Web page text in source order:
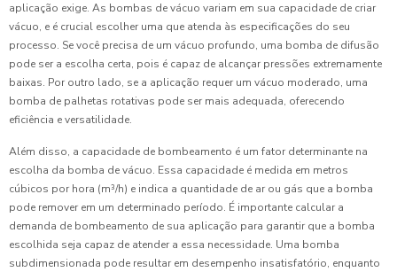
aplicação exige. As bombas de vácuo variam em sua capacidade de criar
vácuo, e é crucial escolher uma que atenda às especificações do seu
processo. Se você precisa de um vácuo profundo, uma bomba de difusão
pode ser a escolha certa, pois é capaz de alcançar pressões extremamente
baixas. Por outro lado, se a aplicação requer um vácuo moderado, uma
bomba de palhetas rotativas pode ser mais adequada, oferecendo
eficiência e versatilidade.
Além disso, a capacidade de bombeamento é um fator determinante na
escolha da bomba de vácuo. Essa capacidade é medida em metros
cúbicos por hora (m³/h) e indica a quantidade de ar ou gás que a bomba
pode remover em um determinado período. É importante calcular a
demanda de bombeamento de sua aplicação para garantir que a bomba
escolhida seja capaz de atender a essa necessidade. Uma bomba
subdimensionada pode resultar em desempenho insatisfatório, enquanto